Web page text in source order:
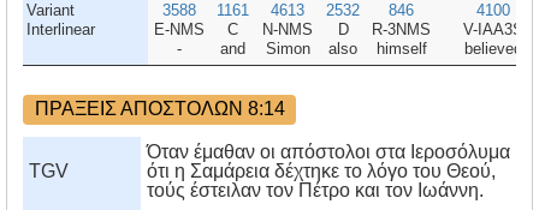
Variant
Interlinear
3588
E-NMS
-
1161
C
and
4613
N-NMS
Simon
2532
D
also
846
R-3NMS
himself
4100
V-IAA3S
believed
ΠΡΑΞΕΙΣ ΑΠΟΣΤΟΛΩΝ 8:14
TGV
Όταν έμαθαν οι απόστολοι στα Ιεροσόλυμα
ότι η Σαμάρεια δέχτηκε το λόγο του Θεού,
τούς έστειλαν τον Πέτρο και τον Ιωάννη.